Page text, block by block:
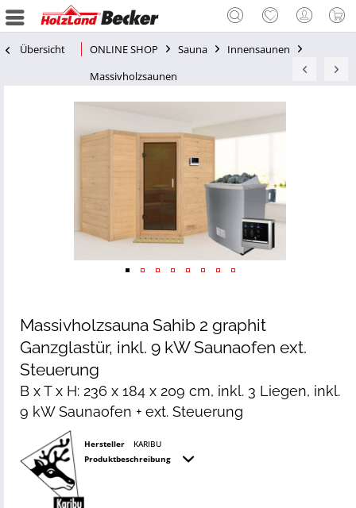
Übersicht ONLINE SHOP Sauna
Innensaunen
Massivholzsaunen
Massivholzsauna Sahib 2 graphit
Ganzglastür, inkl. 9 kW Saunaofen ext.
Steuerung
B x T x H: 236 x 184 x 209 cm, inkl. 3 Liegen, inkl.
9 kW Saunaofen + ext. Steuerung
Hersteller
KARIBU
Produktbeschreibung